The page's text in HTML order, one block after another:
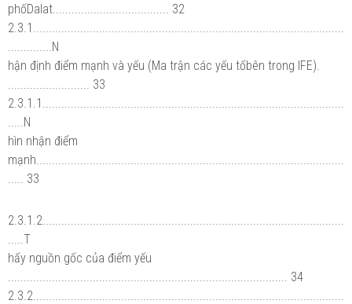
phốDalat..................................... 32
2.3.1...................................................................................................
..............N
hận định điểm mạnh và yếu (Ma trận các yếu tốbên trong IFE).
.......................... 33
2.3.1.1................................................................................................
.....N
hìn nhận điểm
mạnh..................................................................................................
..... 33
2.3.1.2................................................................................................
.....T
hấy nguồn gốc của điểm yếu
......................................................................................... 34
2.3.2...................................................................................................